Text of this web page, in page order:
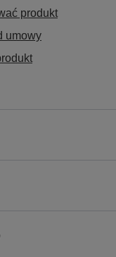
produkt
umowy